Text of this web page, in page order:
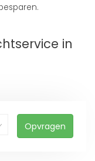
in
Opvragen